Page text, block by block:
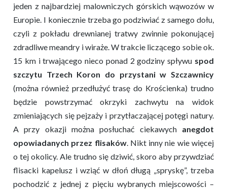
jeden z najbardziej malowniczych górskich wąwozów w
Europie. I koniecznie trzeba go podziwiać z samego dołu,
czyli z pokładu drewnianej tratwy zwinnie pokonującej
zdradliwe meandry i wiraże. W trakcie liczącego sobie ok.
15 km i trwającego nieco ponad 2 godziny spływu spod
szczytu Trzech Koron do przystani w Szczawnicy
(można również przedłużyć trasę do Krościenka) trudno
będzie powstrzymać okrzyki zachwytu na widok
zmieniających się pejzaży i przytłaczającej potęgi natury.
A przy okazji można posłuchać ciekawych anegdot
opowiadanych przez flisaków. Nikt inny nie wie więcej
o tej okolicy. Ale trudno się dziwić, skoro aby przywdziać
flisacki kapelusz i wziąć w dłoń długą „spryskę”, trzeba
pochodzić z jednej z pięciu wybranych miejscowości –